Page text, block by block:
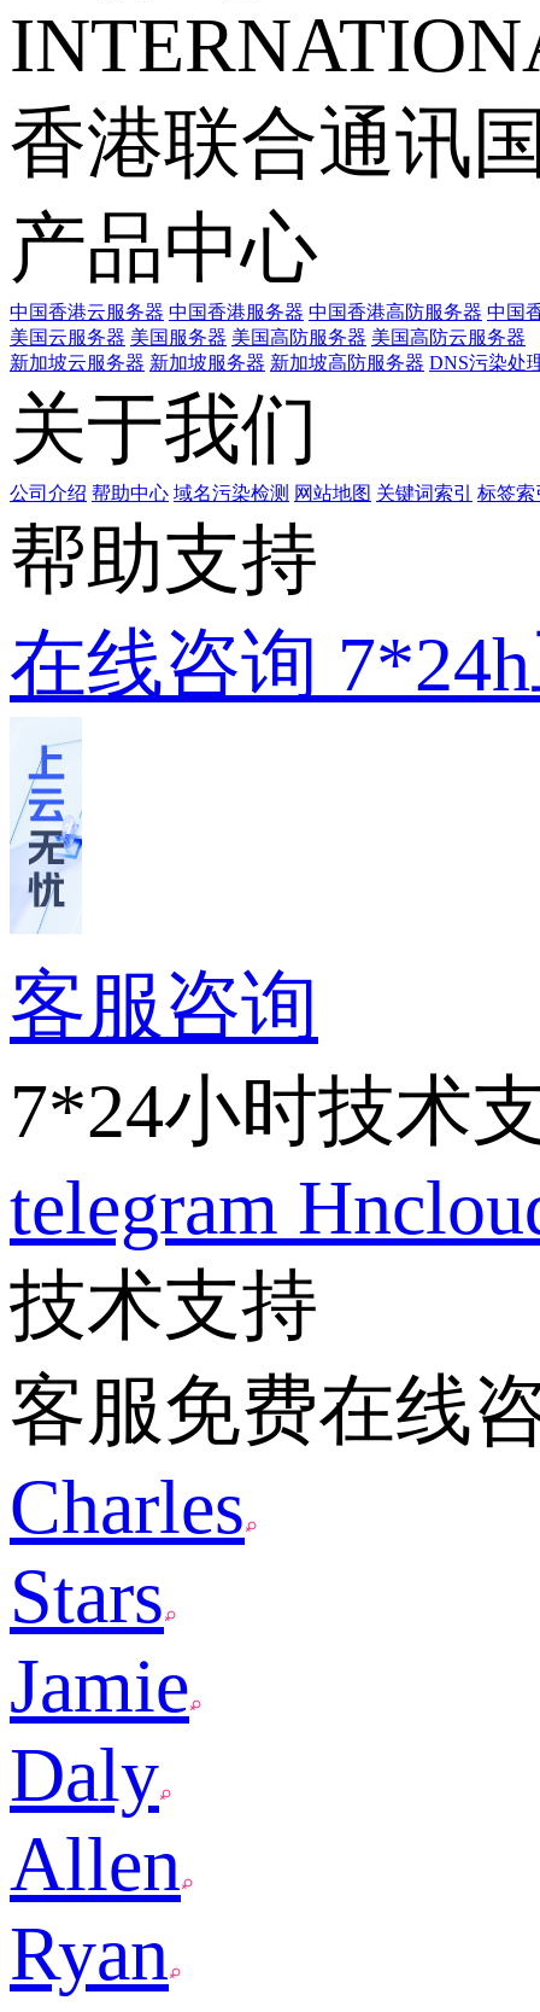
香港联合通讯
产品中心
中国香港云服务器 中国香港服务器 中国香港高防服务器 中国
美国云服务器 美国服务器 美国高防服务器 美国高防云服务器
新加坡云服务器 新加坡服务器 新加坡高防服务器 DNS污染处
关于我们
公司介绍 帮助中心 域名污染检测 网站地图 关键词索引 标签索
帮助支持
在线咨询
客服咨询
7*24小时技术
telegram
技术支持
客服免费在线
Charles
Stars
Jamie
Daly
Allen
Ryan